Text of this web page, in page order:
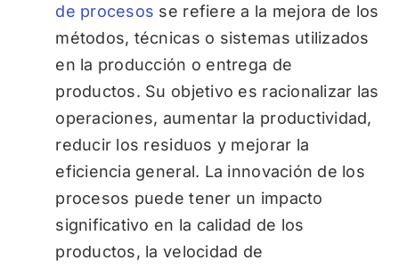
de procesos se refiere a la mejora de los
métodos, técnicas o sistemas utilizados
en la producción o entrega de
productos. Su objetivo es racionalizar las
operaciones, aumentar la productividad,
reducir los residuos y mejorar la
eficiencia general. La innovación de los
procesos puede tener un impacto
significativo en la calidad de los
productos, la velocidad de